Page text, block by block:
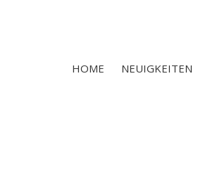
HOME NEUIGKEITEN